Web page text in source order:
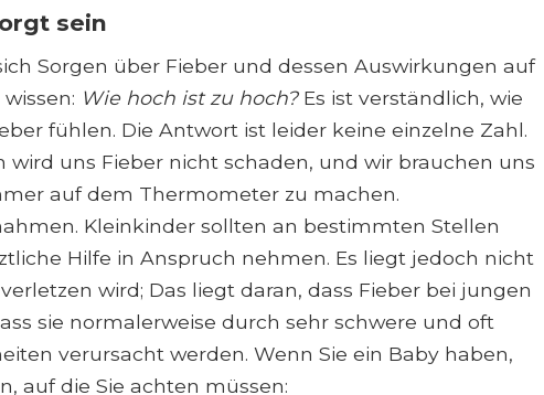
sein
Sorgen über Fieber und dessen Auswirkungen auf
Wie hoch ist zu hoch?Es ist verständlich, wie
fühlen. Die Antwort ist leider keine einzelne Zahl.
wird uns Fieber nicht schaden, und wir brauchen uns
auf dem Thermometer zu machen.
Kleinkinder sollten an bestimmten Stellen
Hilfe in Anspruch nehmen. Es liegt jedoch nicht
wird; Das liegt daran, dass Fieber bei jungen
sie normalerweise durch sehr schwere und oft
verursacht werden. Wenn Sie ein Baby haben,
auf die Sie achten müssen: